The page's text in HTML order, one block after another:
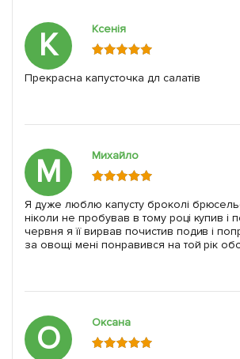
К Ксенія
Прекрасна капусточка дл салатів
М Михайло
Я дуже люблю капусту броколі
ніколи не пробував в тому році купив і
червня я її вирвав почистив подив і
за овощі мені понравився на той рік
О Оксана